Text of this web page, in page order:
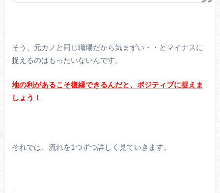
そう、元カノと同じ職場だから気まずい・・とマイナスに
捉えるのはもったいないんです。
地の利があるこそ復縁できるんだと、ポジティブに捉えま
しょう！
それでは、流れを1つずつ詳しく見ていきます。